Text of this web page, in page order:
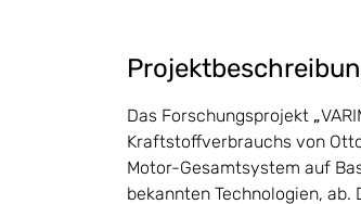
Das Forschungsprojekt „
Kraftstoffverbrauchs von
Motor-Gesamtsystem auf
bekannten Technologien,